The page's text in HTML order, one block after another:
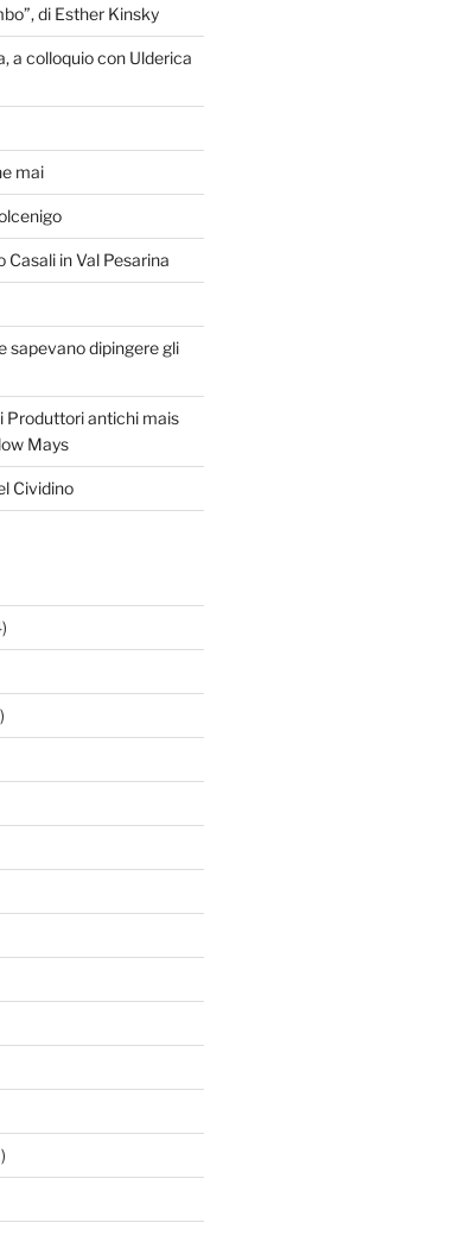
di Esther Kinsky
a colloquio con Ulderica
mai
Casali in Val Pesarina
sapevano dipingere gli
Produttori antichi mais
Mays
Cividino